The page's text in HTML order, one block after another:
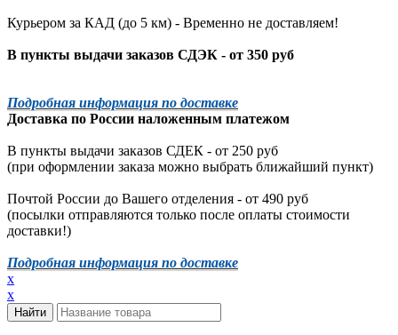
Курьером за КАД (до 5 км) - Временно не доставляем!
В пункты выдачи заказов СДЭК - от 350 руб
Подробная информация по доставке
Доставка по России наложенным платежом
В пункты выдачи заказов СДЕК - от 250 руб
(при оформлении заказа можно выбрать ближайший пункт)
Почтой России до Вашего отделения - от 490 руб
(посылки отправляются только после оплаты стоимости
доставки!)
Подробная информация по доставке
x
x